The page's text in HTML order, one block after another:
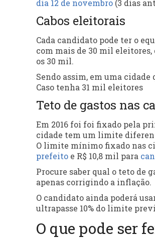
dia 12 de novembro (3 dias
Cabos eleitorais
Cada candidato pode ter o
com mais de 30 mil
os 30 mil.
Sendo assim, em uma
Caso tenha 31 mil eleitores
Teto de gastos nas
Em 2016 foi foi fixado pela
cidade tem um limite
O limite mínimo fixado nas
prefeito e R$ 10,8 mil para
Procure saber qual o teto de
apenas corrigindo a inflação.
O candidato ainda poderá
ultrapasse 10% do limite
O que pode ser